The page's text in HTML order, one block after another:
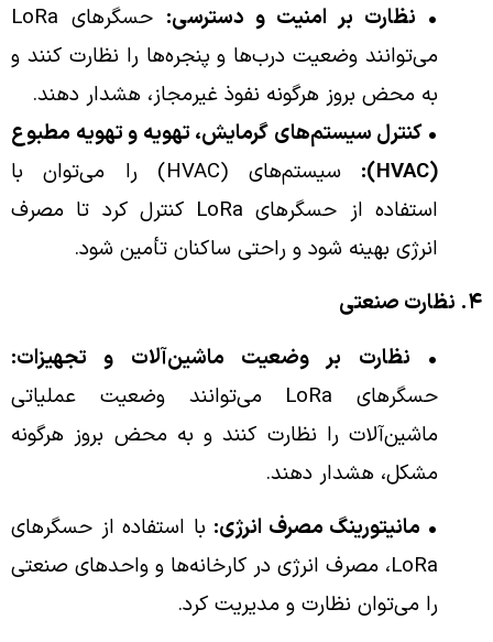
• نظارت بر امنیت و دسترسی:
حسگرهای LoRa
می‌توانند وضعیت درب‌ها و پنجره‌ها را نظارت کنند و
به محض بروز هرگونه نفوذ غیرمجاز، هشدار دهند.
• کنترل سیستم‌های گرمایش، تهویه و تهویه مطبوع
(HVAC):
سیستم‌های (HVAC) را می‌توان با
استفاده از حسگرهای LoRa کنترل کرد تا مصرف
انرژی بهینه شود و راحتی ساکنان تأمین شود.
۴. نظارت صنعتی
• نظارت بر وضعیت ماشین‌آلات و تجهیزات:
حسگرهای LoRa می‌توانند وضعیت عملیاتی
ماشین‌آلات را نظارت کنند و به محض بروز هرگونه
مشکل، هشدار دهند.
• مانیتورینگ مصرف انرژی: با استفاده از حسگرهای
LoRa، مصرف انرژی در کارخانه‌ها و واحدهای صنعتی
را می‌توان نظارت و مدیریت کرد.